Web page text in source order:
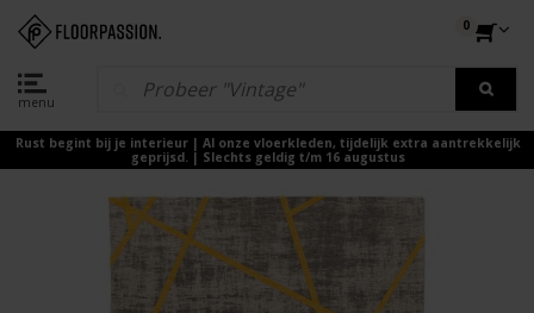
menu
0
Rust begint bij je interieur | Al onze vloerkleden, tijdelijk extra aantrekkelijk
geprijsd. | Slechts geldig t/m 16 augustus